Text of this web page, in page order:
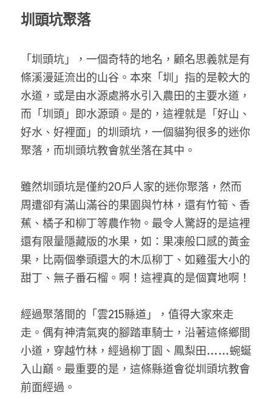
圳頭坑聚落
「圳頭坑」，一個奇特的地名，顧名思義就是有
條溪漫延流出的山谷。本來「圳」指的是較大的
水道，或是由水源處將水引入農田的主要水道，
而「圳頭」即水源頭。是的，這裡就是「好山、
好水、好裡面」的圳頭坑，一個貓狗很多的迷你
聚落，而圳頭坑教會就坐落在其中。
雖然圳頭坑是僅約20戶人家的迷你聚落，然而
周遭卻有滿山滿谷的果園與竹林，還有竹筍、香
蕉、橘子和柳丁等農作物。最令人驚訝的是這裡
還有限量隱藏版的水果，如：果凍般口感的黃金
果，比兩個拳頭還大的木瓜柳丁、如雞蛋大小的
甜丁、無子番石榴。啊！這裡真的是個寶地啊！
經過聚落間的「雲215縣道」，值得大家來走
走。偶有神清氣爽的腳踏車騎士，沿著這條鄉間
小道，穿越竹林，經過柳丁園、鳳梨田……蜿蜒
入山巔。最重要的是，這條縣道會從圳頭坑教會
前面經過。